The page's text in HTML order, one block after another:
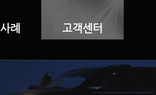
례 고객센터